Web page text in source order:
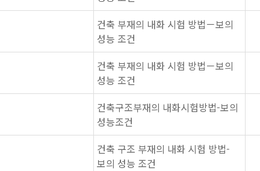
건축 부재의 내화 시험 방법－보의
성능 조건
건축 부재의 내화 시험 방법－보의
성능 조건
건축구조부재의 내화시험방법-보의
성능조건
건축 구조 부재의 내화 시험 방법-
보의 성능 조건